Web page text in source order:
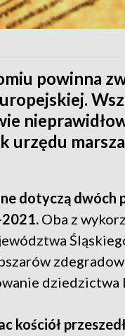
powinna
urzędu
dotyczą dwóch
Oba z
kościół